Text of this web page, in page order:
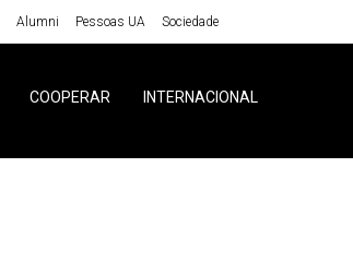
Alumni Pessoas UA Sociedade
COOPERAR INTERNACIONAL